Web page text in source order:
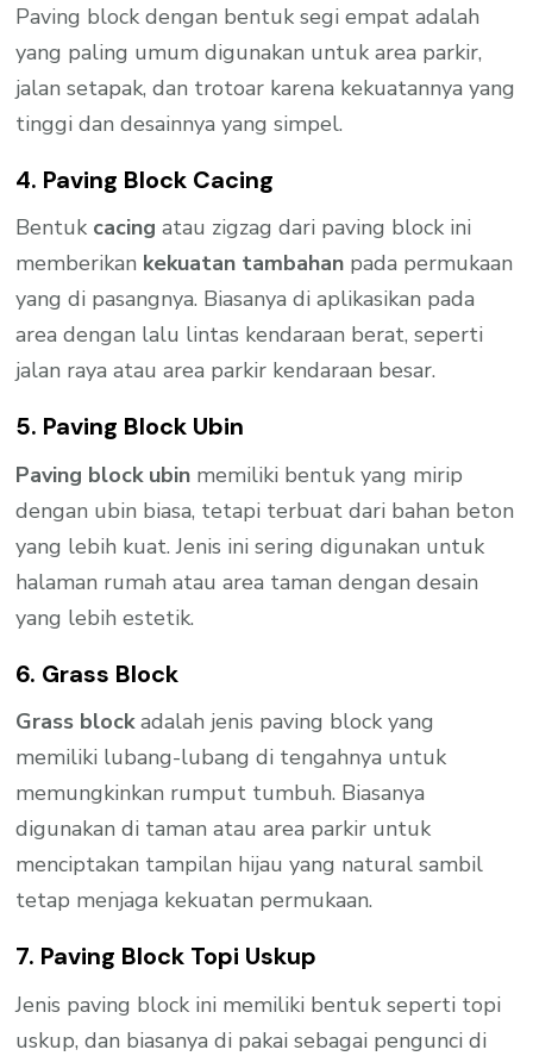
Paving block dengan bentuk segi empat adalah
yang paling umum digunakan untuk area parkir,
jalan setapak, dan trotoar karena kekuatannya yang
tinggi dan desainnya yang simpel.
4. Paving Block Cacing
Bentuk cacing atau zigzag dari paving block ini
memberikan kekuatan tambahan pada permukaan
yang di pasangnya. Biasanya di aplikasikan pada
area dengan lalu lintas kendaraan berat, seperti
jalan raya atau area parkir kendaraan besar.
5. Paving Block Ubin
Paving block ubin memiliki bentuk yang mirip
dengan ubin biasa, tetapi terbuat dari bahan beton
yang lebih kuat. Jenis ini sering digunakan untuk
halaman rumah atau area taman dengan desain
yang lebih estetik.
6. Grass Block
Grass blockadalah jenis paving block yang
memiliki lubang-lubang di tengahnya untuk
memungkinkan rumput tumbuh. Biasanya
digunakan di taman atau area parkir untuk
menciptakan tampilan hijau yang natural sambil
tetap menjaga kekuatan permukaan.
7. Paving Block Topi Uskup
Jenis paving block ini memiliki bentuk seperti topi
uskup, dan biasanya di pakai sebagai pengunci di